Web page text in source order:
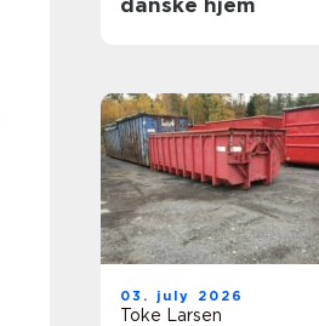
danske hjem
03. july 2026
Toke Larsen